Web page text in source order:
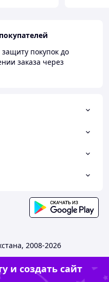
защиту покупок до
заказа через
2008-2026
и создать сайт